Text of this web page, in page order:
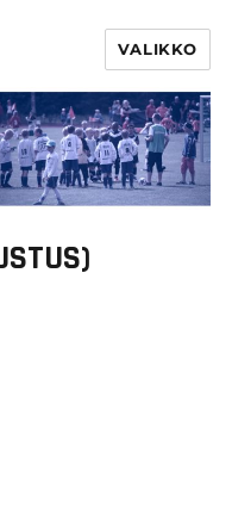
VALIKKO